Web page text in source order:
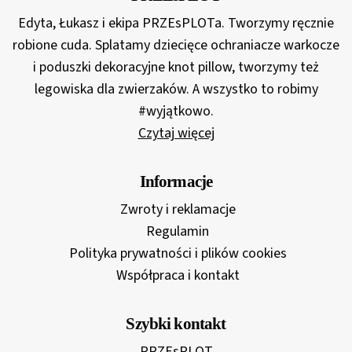
Edyta, Łukasz i ekipa PRZEsPLOTa. Tworzymy ręcznie
robione cuda. Splatamy dziecięce ochraniacze warkocze
i poduszki dekoracyjne knot pillow, tworzymy też
legowiska dla zwierzaków. A wszystko to robimy
#wyjątkowo.
Czytaj więcej
Informacje
Zwroty i reklamacje
Regulamin
Polityka prywatności i plików cookies
Współpraca i kontakt
Szybki kontakt